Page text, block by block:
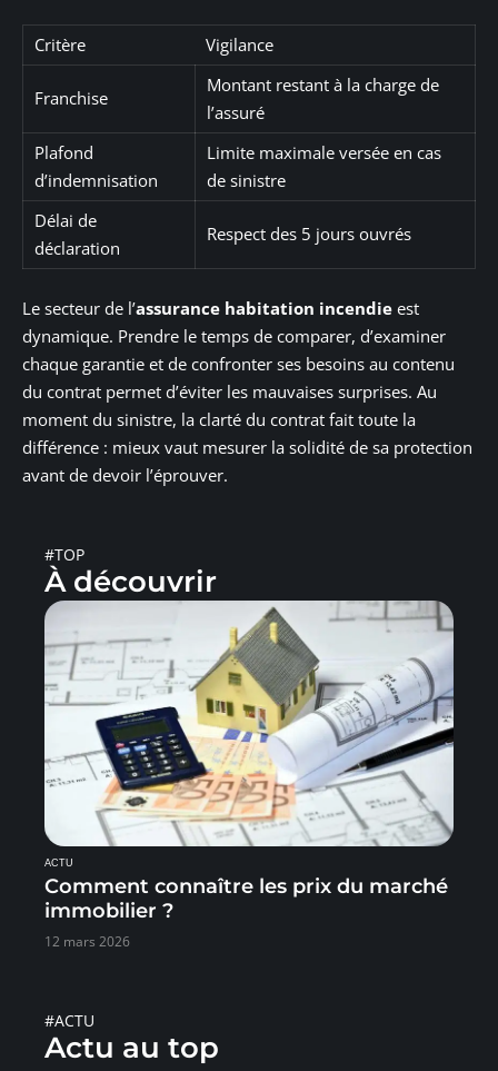
Critère Vigilance
Franchise
Montant restant à la charge de
l’assuré
Plafond
d’indemnisation
Limite maximale versée en cas
de sinistre
Délai de
déclaration
Respect des 5 jours ouvrés
Le secteur de l’assurance habitation incendie est
dynamique. Prendre le temps de comparer, d’examiner
chaque garantie et de confronter ses besoins au contenu
du contrat permet d’éviter les mauvaises surprises. Au
moment du sinistre, la clarté du contrat fait toute la
différence : mieux vaut mesurer la solidité de sa protection
avant de devoir l’éprouver.
#TOP
À découvrir
ACTU
Comment connaître les prix du marché
immobilier ?
12 mars 2026
#ACTU
Actu au top